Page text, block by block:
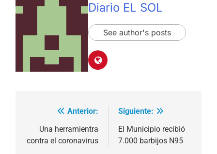
Diario EL SOL
See author's posts
Navegación
Anterior:
Una herramientra
contra el coronavirus
Siguiente:
El Municipio recibió
7.000 barbijos N95